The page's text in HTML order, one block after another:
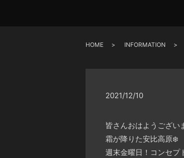
HOME INFORMATION
2021/12/10
皆さんおはようござい
霜が降りた安比高原❄️
週末金曜日！コンセプ